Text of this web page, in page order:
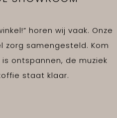
horen wij vaak. Onze
samengesteld. Kom
ontspannen, de muziek
staat klaar.